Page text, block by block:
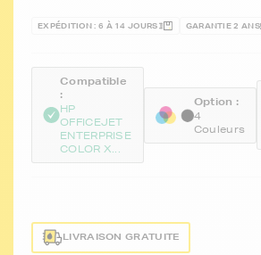
EXPÉDITION : 6 À 14 JOURS GARANTIE 2 ANS
Compatible
:
HP
OFFICEJET
ENTERPRISE
COLOR X...
Option :
4
Couleurs
LIVRAISON GRATUITE